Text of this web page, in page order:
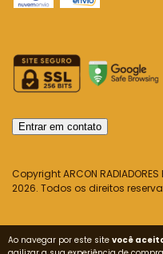
Ao navegar por este site você
Entrar em contato
Copyright ARCON
2026. Todos os direitos